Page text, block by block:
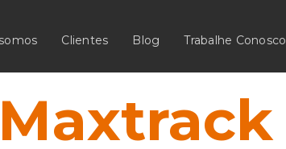
Clientes Blog Trabalhe Conosco